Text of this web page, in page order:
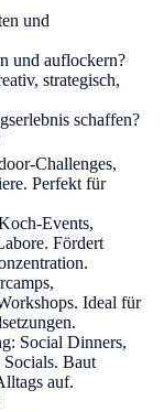
und
und auflockern?
strategisch,
schaffen?
Challenges,
Perfekt für
Events,
Fördert
Ideal für
Social Dinners,
Baut
auf.